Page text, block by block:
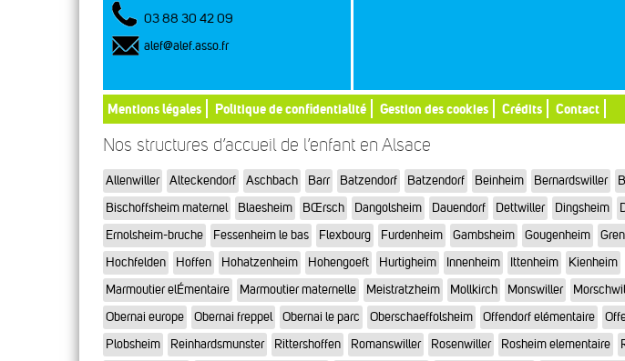
03 88 30 42 09
alef@alef.asso.fr
Mentions légales Politique de confidentialité Gestion des cookies Crédits Contact
Nos structures d’accueil de l’enfant en Alsace
Allenwiller Alteckendorf Aschbach Barr Batzendorf Batzendorf Beinheim Bernardswiller
Bischoffsheim maternel
Blaesheim BŒrsch Dangolsheim Dauendorf Dettwiller Dingsheim
Ernolsheim-bruche
Fessenheim le bas Flexbourg Furdenheim Gambsheim Gougenheim
Hochfelden
Hoffen Hohatzenheim Hohengoeft Hurtigheim Innenheim Ittenheim Kienheim
Marmoutier elÉmentaire
Marmoutier maternelle Meistratzheim Mollkirch Monswiller
Obernai europe
Obernai freppel Obernai le parc Oberschaeffolsheim Offendorf elémentaire
Plobsheim
Reinhardsmunster Rittershoffen Romanswiller Rosenwiller Rosheim elementaire